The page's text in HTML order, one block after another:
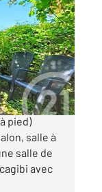
maison
pied)
salle à
salle de
avec